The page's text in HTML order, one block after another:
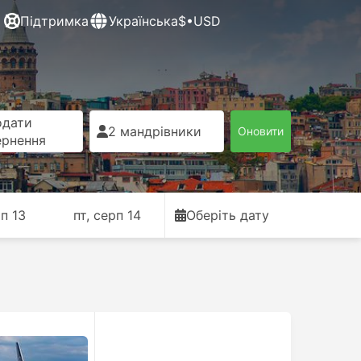
Підтримка Українська$•USD
2 мандрівники Оновити
13 пт, серп 14 Оберіть дату